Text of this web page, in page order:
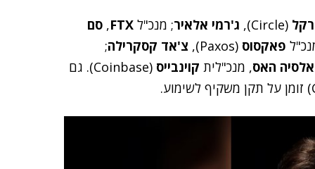
(Circle), ג'רמי אלאיר; מנכ"ל FTX
, סם
פאקסוס (Paxos), צ'אד קסקרילה;
אלסיה האס, מנכ"לית קוינבייס (Coinbase). גם